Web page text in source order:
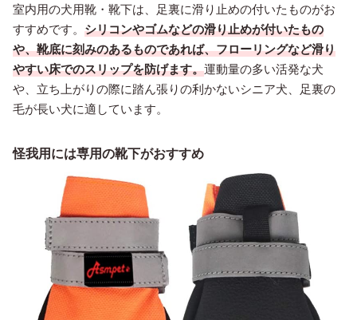
室内用の犬用靴・靴下は、足裏に滑り止めの付いたものがお
すすめです。 シリコンやゴムなどの滑り止めが付いたもの
や、靴底に刻みのあるものであれば、フローリングなど滑り
やすい床でのスリップを防げます。運動量の多い活発な犬
や、立ち上がりの際に踏ん張りの利かないシニア犬、足裏の
毛が長い犬に適しています。
怪我用には専用の靴下がおすすめ